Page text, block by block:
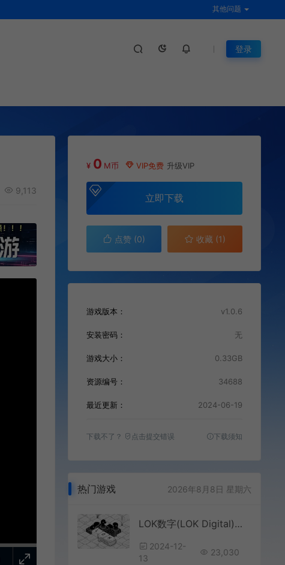
其他问题
登录
9,113
¥ 0 M币 VIP免费 升级VIP
立即下载
点赞 (0) 收藏 (1)
游戏版本： v1.0.6
安装密码： 无
游戏大小： 0.33GB
资源编号： 34688
最近更新： 2024-06-19
下载不了？ 点击提交错误 下载须知
热门游戏 2026年8月8日 星期六
LOK数字(LOK Digital)休闲益智游戏|下载
2024-12-
13
23,030